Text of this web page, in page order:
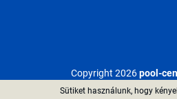
Sütiket használunk, hogy
Copyright 2026pool-